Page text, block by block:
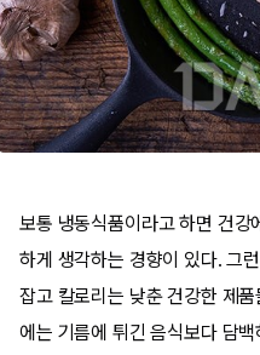
보통 냉동식품이라고 하면 건강
하게 생각하는 경향이 있다. 그
잡고 칼로리는 낮춘 건강한 제
에는 기름에 튀긴 음식보다 담